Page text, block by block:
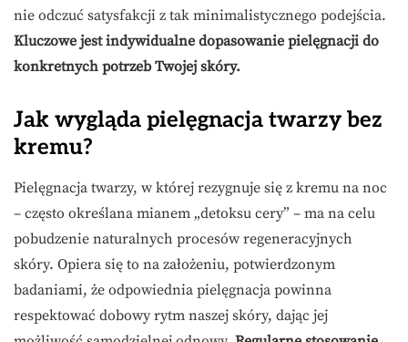
nie odczuć satysfakcji z tak minimalistycznego podejścia.
Kluczowe jest indywidualne dopasowanie pielęgnacji do
konkretnych potrzeb Twojej skóry.
Jak wygląda pielęgnacja twarzy bez
kremu?
Pielęgnacja twarzy, w której rezygnuje się z kremu na noc
– często określana mianem „detoksu cery” – ma na celu
pobudzenie naturalnych procesów regeneracyjnych
skóry. Opiera się to na założeniu, potwierdzonym
badaniami, że odpowiednia pielęgnacja powinna
respektować dobowy rytm naszej skóry, dając jej